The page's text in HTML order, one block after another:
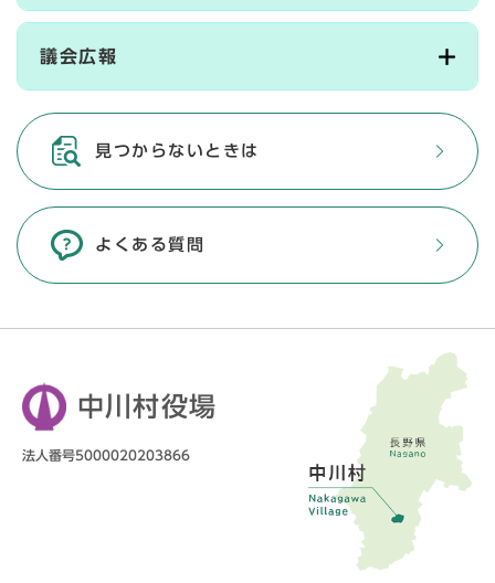
議会広報
見つからないときは
よくある質問
中川村役場
法人番号5000020203866